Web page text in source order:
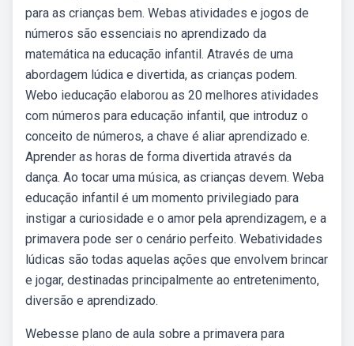
para as crianças bem. Webas atividades e jogos de
números são essenciais no aprendizado da
matemática na educação infantil. Através de uma
abordagem lúdica e divertida, as crianças podem.
Webo ieducação elaborou as 20 melhores atividades
com números para educação infantil, que introduz o
conceito de números, a chave é aliar aprendizado e.
Aprender as horas de forma divertida através da
dança. Ao tocar uma música, as crianças devem. Weba
educação infantil é um momento privilegiado para
instigar a curiosidade e o amor pela aprendizagem, e a
primavera pode ser o cenário perfeito. Webatividades
lúdicas são todas aquelas ações que envolvem brincar
e jogar, destinadas principalmente ao entretenimento,
diversão e aprendizado.
Webesse plano de aula sobre a primavera para